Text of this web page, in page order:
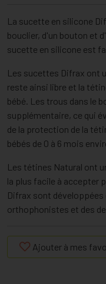
La sucette en silicone
bouclier, d'un bouton et
sucette en silicone est
Les sucettes Difrax ont
reste ainsi libre et la
bébé. Les trous dans le
supplémentaire, ce qui
de la protection de la
bébés de 0 à 6 mois
Les tétines Natural ont
la plus facile à accepter
Difrax sont
orthophonistes et des
Ajouter à mes